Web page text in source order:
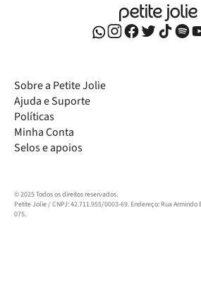
Sobre a Petite Jolie
Ajuda e Suporte
Políticas
Minha Conta
Selos e apoios
© 2025 Todos os direitos reservados.
Petite Jolie / CNPJ: 42.711.955/0003-69. Endereço: Rua Armindo
075.